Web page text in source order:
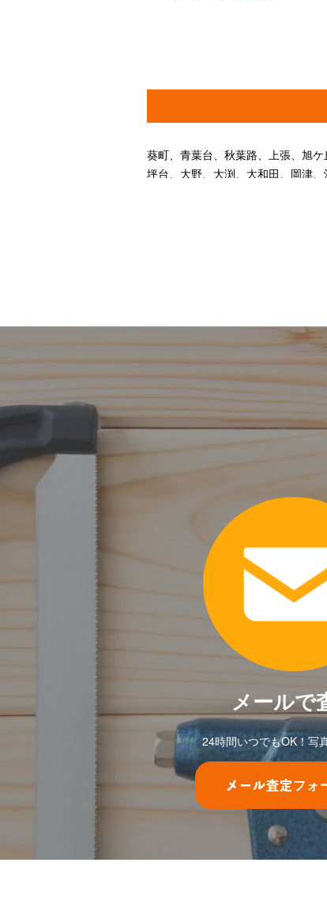
葵町、青葉台、秋葉路、上張、旭
坪台、大野、大渕、大和田、岡津
郷、下垂木、下土方、下俣、下俣
メールで
24時間いつでもOK！写
メール査定フォ